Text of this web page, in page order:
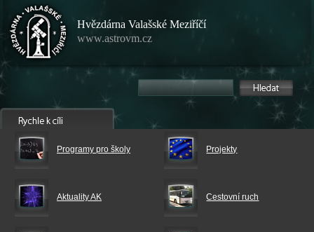
Hvězdárna Valašské Meziříčí
www.astrovm.cz
Programy pro školy Projekty
Aktuality AK Cestovní ruch